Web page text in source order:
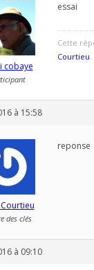
cobaye
essai
Cette
Courtieu.
à 15:58
des clés
reponse
à 09:10